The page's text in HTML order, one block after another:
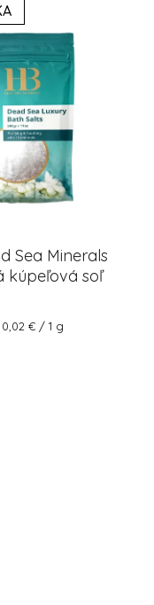
Sea Minerals
kúpeľová soľ
mora - biela
Jednotková
0,02 € / 1 g